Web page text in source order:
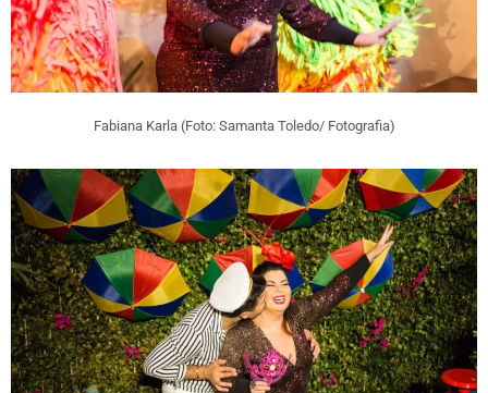
Fabiana Karla (Foto: Samanta Toledo/ Fotografia)